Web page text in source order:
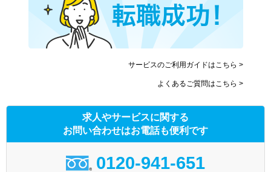
サービスのご利用ガイドはこちら >
よくあるご質問はこちら >
求人やサービスに関する
お問い合わせはお電話も便利です
0120-941-651